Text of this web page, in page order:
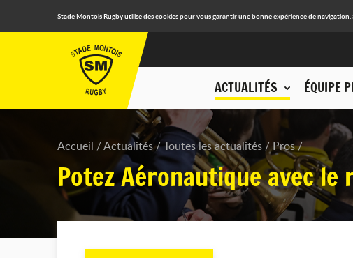
Stade Montois Rugby utilise des cookies pour vous garantir une bonne expérience de
ACTUALITÉS ÉQUIPE
Accueil Actualités Toutes les actualités Pros
Potez Aéronautique avec le